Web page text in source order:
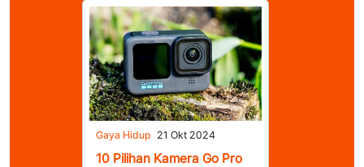
Gaya Hidup 21 Okt 2024
10 Pilihan Kamera Go Pro